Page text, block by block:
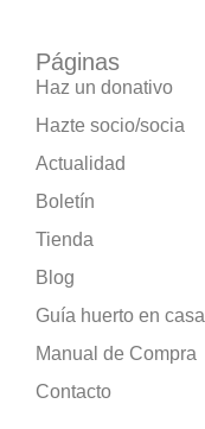
Páginas
Haz un donativo
Hazte socio/socia
Actualidad
Boletín
Tienda
Blog
Guía huerto en casa
Manual de Compra
Contacto